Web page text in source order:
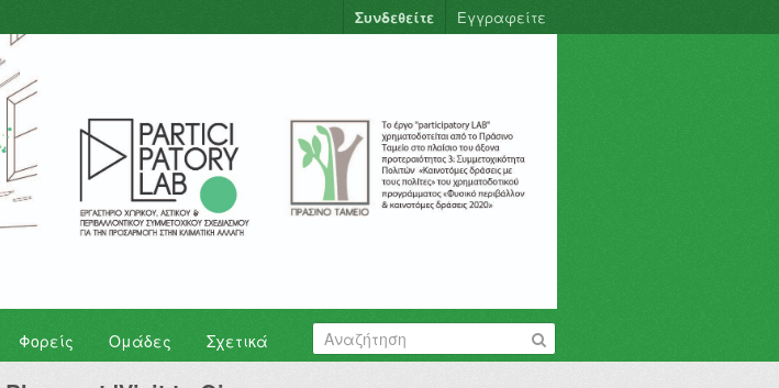
Συνδεθείτε Εγγραφείτε
Φορείς Ομάδες Σχετικά